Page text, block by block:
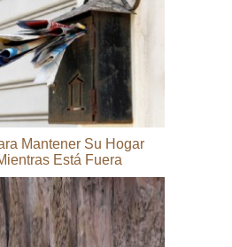
Mantener Su Hogar
Está Fuera